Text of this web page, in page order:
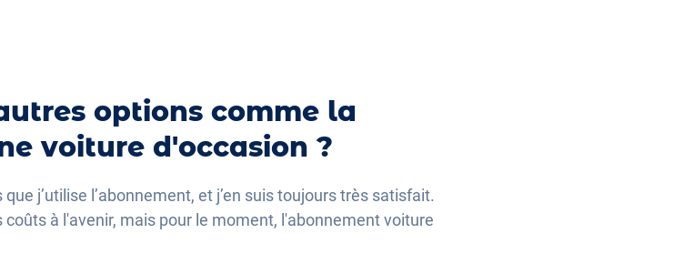
options comme la
voiture d'occasion ?
j’utilise l’abonnement, et j’en suis toujours très satisfait.
à l'avenir, mais pour le moment, l'abonnement voiture